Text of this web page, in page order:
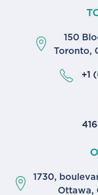
150
Toronto,
+1
1730,
Ottawa,